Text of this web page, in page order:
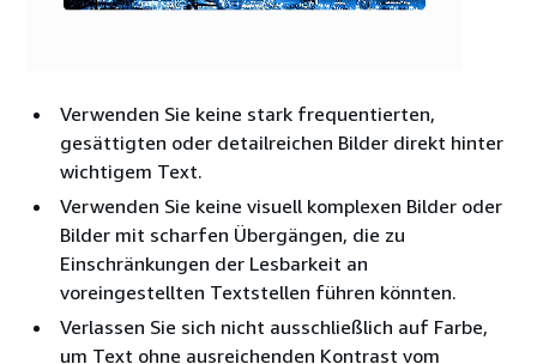
Verwenden Sie keine stark frequentierten,
gesättigten oder detailreichen Bilder direkt hinter
wichtigem Text.
Verwenden Sie keine visuell komplexen Bilder oder
Bilder mit scharfen Übergängen, die zu
Einschränkungen der Lesbarkeit an
voreingestellten Textstellen führen könnten.
Verlassen Sie sich nicht ausschließlich auf Farbe,
um Text ohne ausreichenden Kontrast vom